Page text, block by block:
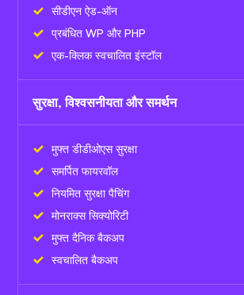
सीडीएन ऐड-ऑन
प्रबंधित WP और PHP
एक-क्लिक स्वचालित इंस्टॉल
सुरक्षा, विश्वसनीयता और समर्थन
मुफ्त डीडीओएस सुरक्षा
समर्पित फायरवॉल
नियमित सुरक्षा पैचिंग
मोनराक्स सिक्योरिटी
मुफ्त दैनिक बैकअप
स्वचालित बैकअप